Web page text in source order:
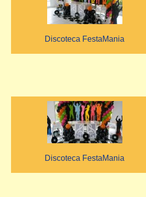
Discoteca FestaMania
Discoteca FestaMania